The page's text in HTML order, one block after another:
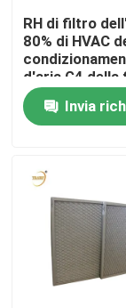
Giro della
Controllo di
Richieda una
Filtro
Pre filtro
RH di filtro
80% di HVAC
d'aria G4 della
sintetica
Invia